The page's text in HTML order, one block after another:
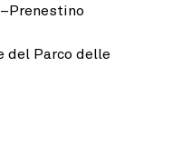
del Parco delle